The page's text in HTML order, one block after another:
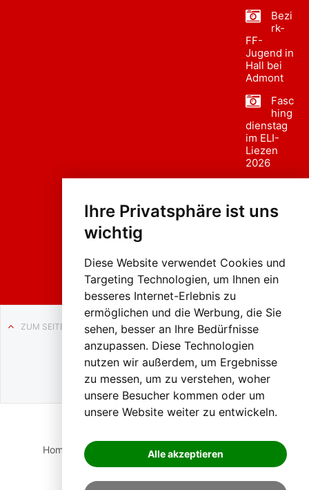
Ihre Privatsphäre ist uns
wichtig
Diese Website verwendet Cookies und
Targeting Technologien, um Ihnen ein
besseres Internet-Erlebnis zu
ermöglichen und die Werbung, die Sie
sehen, besser an Ihre Bedürfnisse
anzupassen. Diese Technologien
nutzen wir außerdem, um Ergebnisse
zu messen, um zu verstehen, woher
unsere Besucher kommen oder um
unsere Website weiter zu entwickeln.
Alle akzeptieren
Bezi
rk-
FF-
Jugend in
Hall bei
Admont
Fasc
hing
dienstag
im ELI-
Liezen
2026
sumzug
Liezen
ZUM SEITENANFANG
Auf BLO24.at werben?
+43 (0)664 2226600
Home Suche Login Impressum
Datenschutz